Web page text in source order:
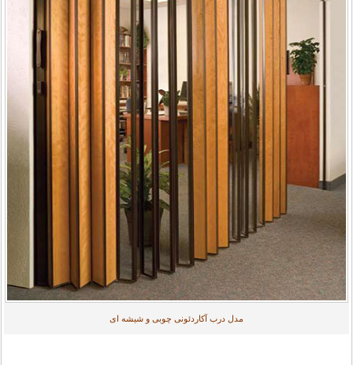
مدل درب آکاردئونی چوبی و شیشه ای